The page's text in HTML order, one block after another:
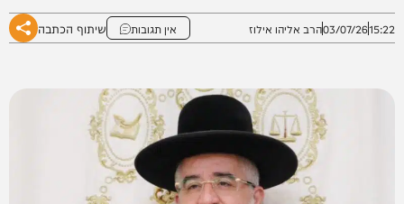
15:22
03/07/26הרב אליהו אילוז אין תגובות שיתוף הכתבה